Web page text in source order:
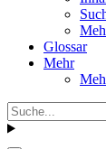
Glossar
Mehr